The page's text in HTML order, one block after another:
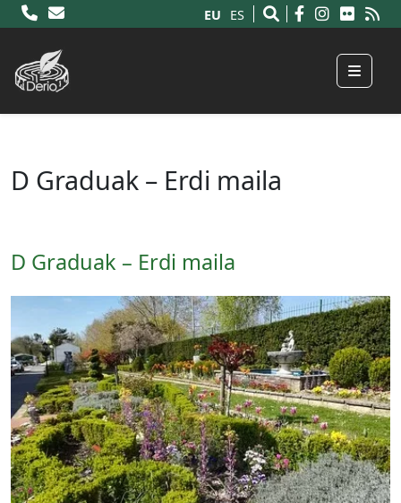
EU ES
Menu
D Graduak – Erdi maila
D Graduak – Erdi maila